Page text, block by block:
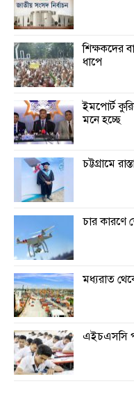
শিক্ষকদের
ধাপে
ইমপোর্ট
মনে হচ্ছে
চট্টগ্রামে
চার কারণে
মধ্যরাত
এইচএসসি